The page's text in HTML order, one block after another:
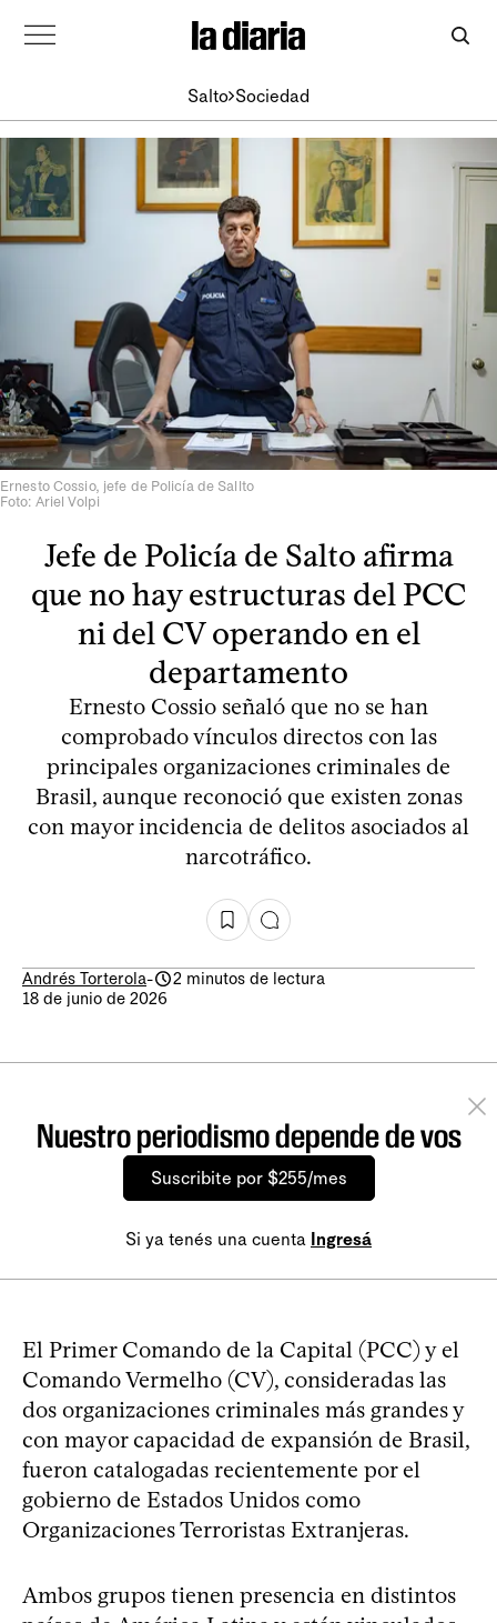
Salto Sociedad
Ernesto Cossio, jefe de Policía de Sallto
Foto: Ariel Volpi
Jefe de Policía de Salto afirma
que no hay estructuras del PCC
ni del CV operando en el
departamento
Ernesto Cossio señaló que no se han
comprobado vínculos directos con las
principales organizaciones criminales de
Brasil, aunque reconoció que existen zonas
con mayor incidencia de delitos asociados al
narcotráfico.
Andrés Torterola-
2 minutos de lectura
18 de junio de 2026
Nuestro periodismo depende de vos
Suscribite por $255/mes
Si ya tenés una cuenta Ingresá
El Primer Comando de la Capital (PCC) y el
Comando Vermelho (CV), consideradas las
dos organizaciones criminales más grandes y
con mayor capacidad de expansión de Brasil,
fueron catalogadas recientemente por el
gobierno de Estados Unidos como
Organizaciones Terroristas Extranjeras.
Ambos grupos tienen presencia en distintos